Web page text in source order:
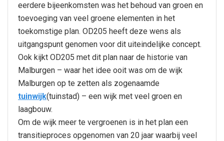
eerdere bijeenkomsten was het behoud van groen en
toevoeging van veel groene elementen in het
toekomstige plan. OD205 heeft deze wens als
uitgangspunt genomen voor dit uiteindelijke concept.
Ook kijkt OD205 met dit plan naar de historie van
Malburgen – waar het idee ooit was om de wijk
Malburgen op te zetten als zogenaamde
tuinwijk(tuinstad) – een wijk met veel groen en
laagbouw.
Om de wijk meer te vergroenen is in het plan een
transitieproces opgenomen van 20 jaar waarbij veel